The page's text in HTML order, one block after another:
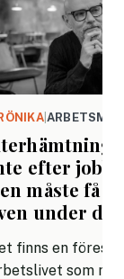
|
efter
måste få
under
finns en
som